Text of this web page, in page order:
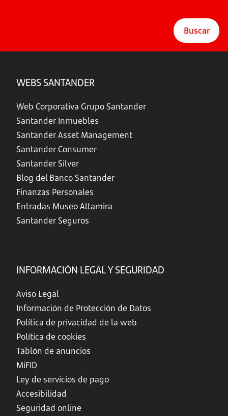
Buscar
WEBS SANTANDER
Web Corporativa Grupo Santander
Santander Inmuebles
Santander Asset Management
Santander Consumer
Santander Silver
Blog del Banco Santander
Finanzas Personales
Entradas Museo Altamira
Santander Seguros
INFORMACIÓN LEGAL Y SEGURIDAD
Aviso Legal
Información de Protección de Datos
Política de privacidad de la web
Política de cookies
Tablón de anuncios
MiFID
Ley de servicios de pago
Accesibilidad
Seguridad online